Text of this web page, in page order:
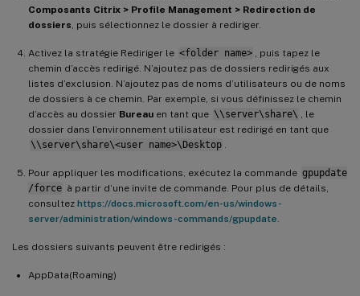
Composants Citrix > Profile Management > Redirection de
dossiers , puis sélectionnez le dossier à rediriger.
Activez la stratégie Rediriger le <folder name>
, puis tapez le
chemin d’accès redirigé. N’ajoutez pas de dossiers redirigés aux
listes d’exclusion. N’ajoutez pas de noms d’utilisateurs ou de noms
de dossiers à ce chemin. Par exemple, si vous définissez le chemin
d’accès au dossier Bureau en tant que \\server\share\
, le
dossier dans l’environnement utilisateur est redirigé en tant que
\\server\share\<user name>\Desktop
Pour appliquer les modifications, exécutez la commande gpupdate
/force à partir d’une invite de commande. Pour plus de détails,
consultez https://docs.microsoft.com/en-us/windows-
server/administration/windows-commands/gpupdate
Les dossiers suivants peuvent être redirigés :
AppData(Roaming)